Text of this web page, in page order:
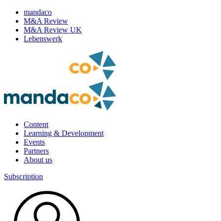
mandaco
M&A Review
M&A Review UK
Lebenswerk
Content
Learning & Development
Events
Partners
About us
Subscription